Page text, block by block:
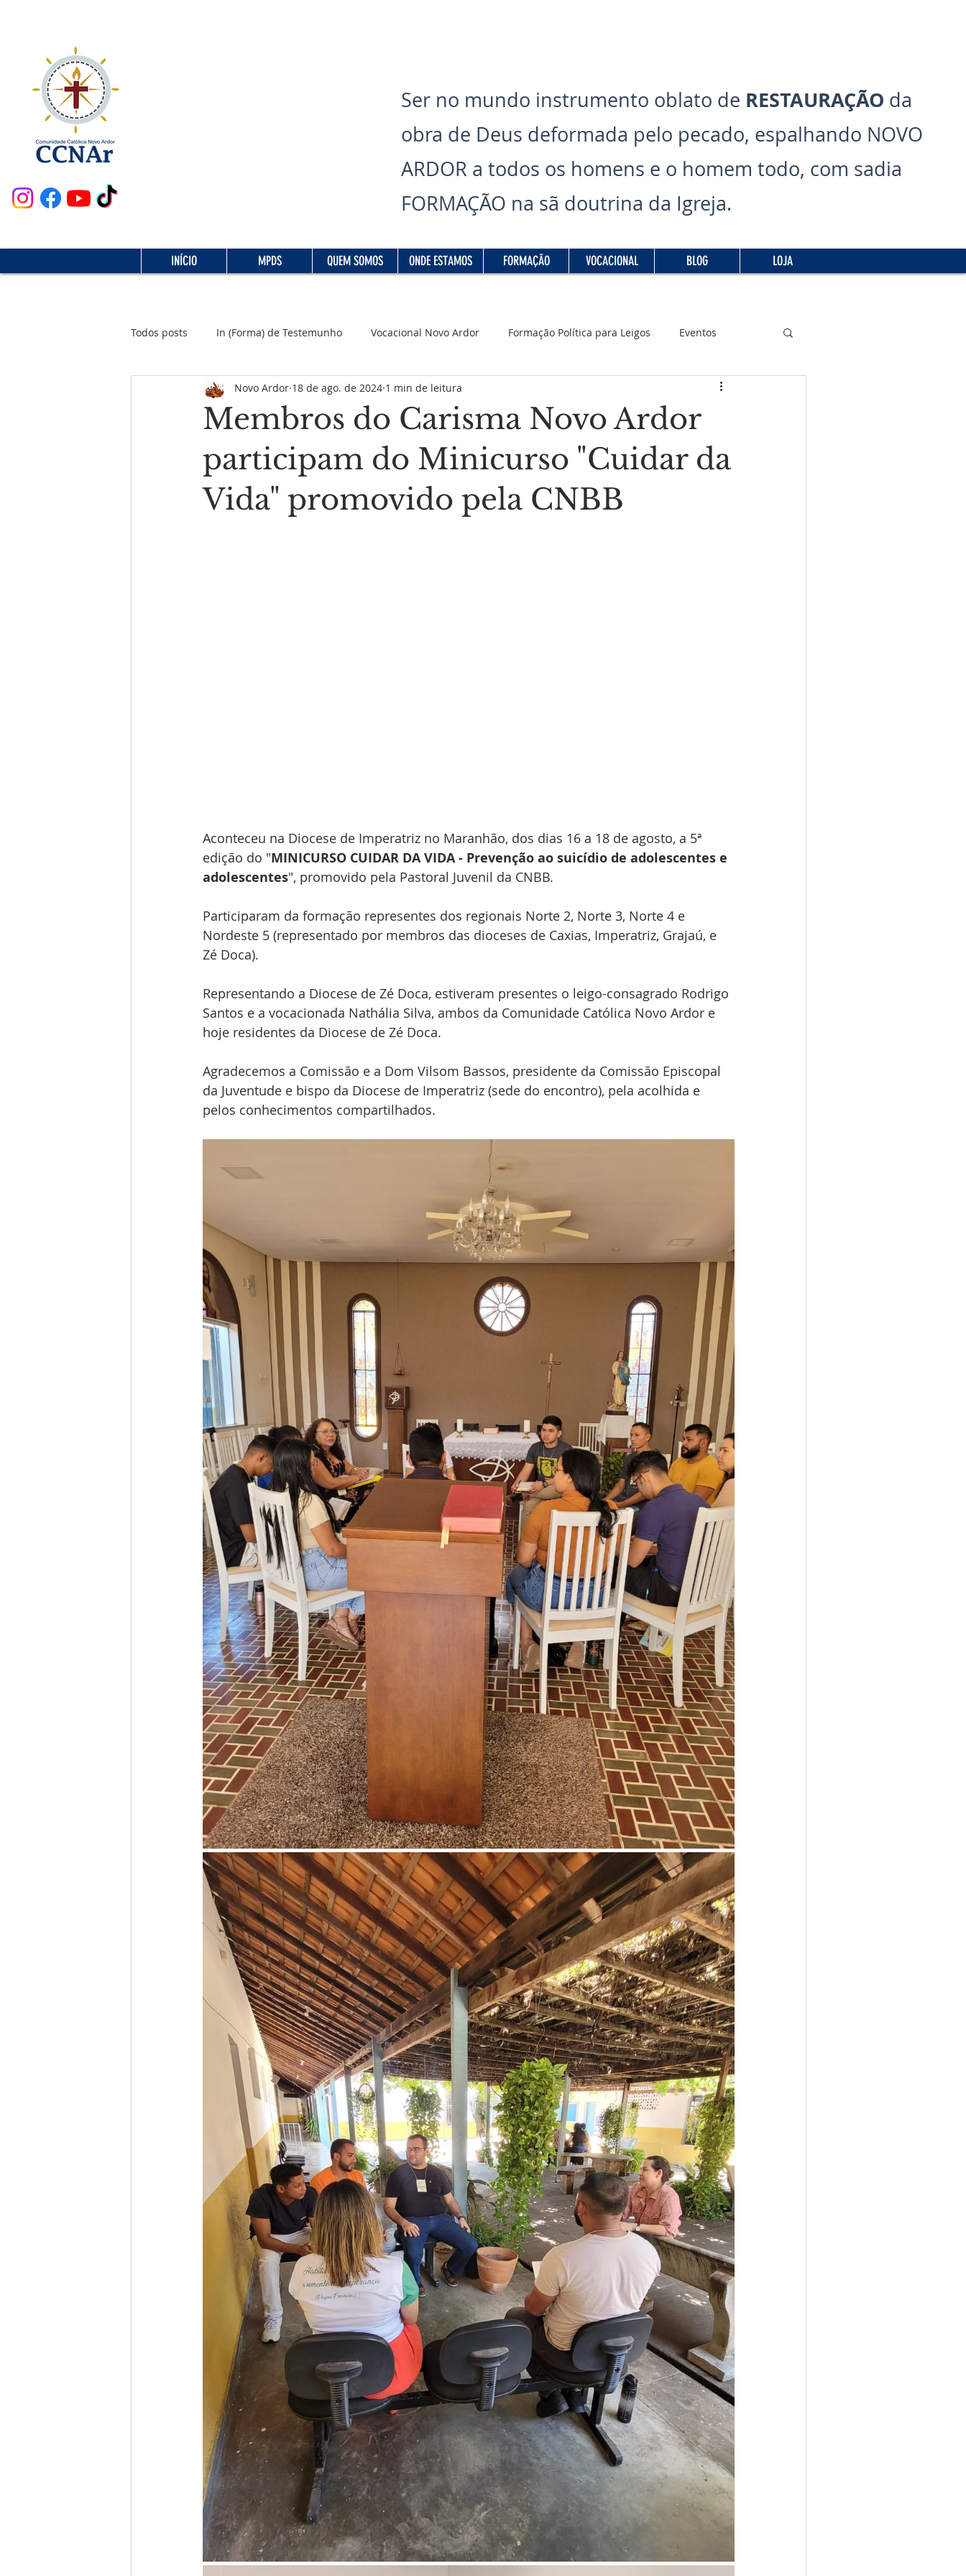
Ser no mundo instrumento oblato de RESTAURAÇÃO da
obra de Deus deformada pelo pecado, espalhando NOVO
ARDOR a todos os homens e o homem todo, com sadia
FORMAÇÃO na sã doutrina da Igreja.
Read More
INÍCIO MPDS QUEM SOMOS ONDE ESTAMOS FORMAÇÃO VOCACIONAL BLOG LOJA
Todos posts In (Forma) de Testemunho Vocacional Novo Ardor Formação Política para Leigos Eventos
O papo do Papa Encontros & Retiros Novenas Permanentes
Informativo Missão Maranhão Nova categoria JMJ 2023 1 Minuto Partilhando Espiritualidade
Palavras do Fundador MPD Juventude Novo Ardor Novo Ardor em Comunhão
Membros do Carisma Novo Ardor
participam do Minicurso "Cuidar da
Vida" promovido pela CNBB
Novo Ardor 18 de ago. de 2024 1 min de leitura
Aconteceu na Diocese de Imperatriz no Maranhão, dos dias 16 a 18 de agosto, a 5ª
edição do "MINICURSO CUIDAR DA VIDA - Prevenção ao suicídio de adolescentes e
adolescentes", promovido pela Pastoral Juvenil da CNBB.
Participaram da formação representes dos regionais Norte 2, Norte 3, Norte 4 e
Nordeste 5 (representado por membros das dioceses de Caxias, Imperatriz, Grajaú, e
Zé Doca).
Representando a Diocese de Zé Doca, estiveram presentes o leigo-consagrado Rodrigo
Santos e a vocacionada Nathália Silva, ambos da Comunidade Católica Novo Ardor e
hoje residentes da Diocese de Zé Doca.
Agradecemos a Comissão e a Dom Vilsom Bassos, presidente da Comissão Episcopal
da Juventude e bispo da Diocese de Imperatriz (sede do encontro), pela acolhida e
pelos conhecimentos compartilhados.